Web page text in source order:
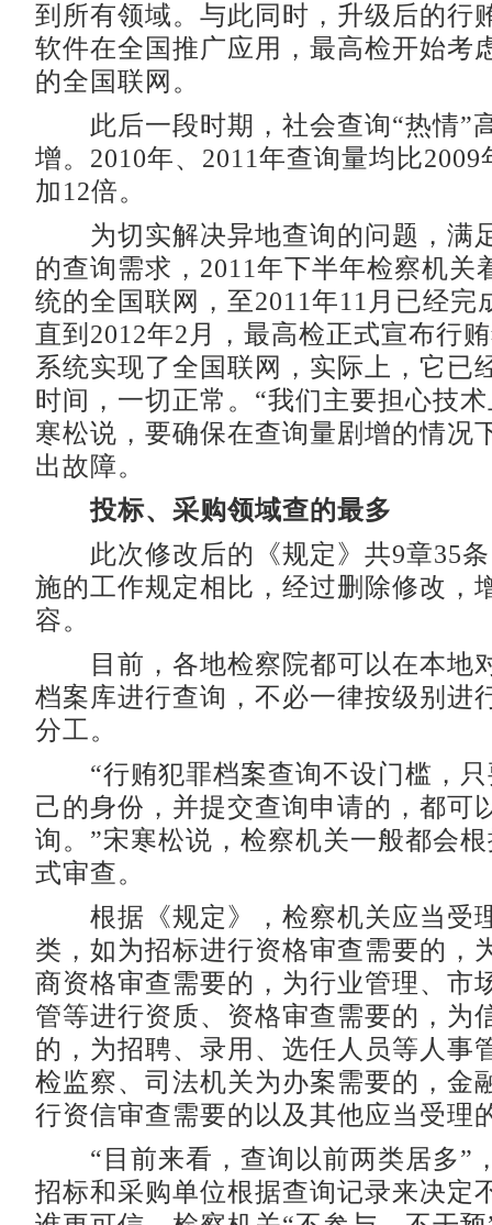
到所有领域。与此同时，升级后的行
软件在全国推广应用，最高检开始考
的全国联网。
此后一段时期，社会查询“热情”
增。2010年、2011年查询量均比
加12倍。
为切实解决异地查询的问题，满
的查询需求，2011年下半年检察机关
统的全国联网，至2011年11月已经完
直到2012年2月，最高检正式宣布行
系统实现了全国联网，实际上，它已
时间，一切正常。“我们主要担心技
寒松说，要确保在查询量剧增的情况
出故障。
投标、采购领域查的最多
此次修改后的《规定》共9章35条
施的工作规定相比，经过删除修改，
容。
目前，各地检察院都可以在本地
档案库进行查询，不必一律按级别进
分工。
“行贿犯罪档案查询不设门槛，只
己的身份，并提交查询申请的，都可
询。”宋寒松说，检察机关一般都会
式审查。
根据《规定》，检察机关应当受
类，如为招标进行资格审查需要的，
商资格审查需要的，为行业管理、市
管等进行资质、资格审查需要的，为
的，为招聘、录用、选任人员等人事
检监察、司法机关为办案需要的，金
行资信审查需要的以及其他应当受理
“目前来看，查询以前两类居多”
招标和采购单位根据查询记录来决定